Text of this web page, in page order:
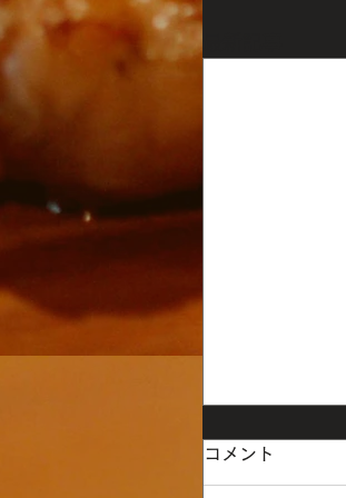
祝日の営業
コメント